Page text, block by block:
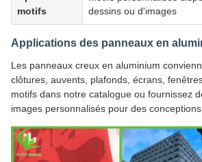
motifs
dessins ou d'images
Applications des panneaux en
Les panneaux creux en aluminium
clôtures, auvents, plafonds, écrans,
motifs dans notre catalogue ou fournissez
images personnalisés pour des